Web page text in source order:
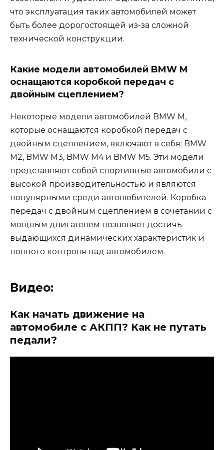
что эксплуатация таких автомобилей может
быть более дорогостоящей из-за сложной
технической конструкции.
Какие модели автомобилей BMW M
оснащаются коробкой передач с
двойным сцеплением?
Некоторые модели автомобилей BMW M,
которые оснащаются коробкой передач с
двойным сцеплением, включают в себя: BMW
M2, BMW M3, BMW M4 и BMW M5. Эти модели
представляют собой спортивные автомобили с
высокой производительностью и являются
популярными среди автолюбителей. Коробка
передач с двойным сцеплением в сочетании с
мощным двигателем позволяет достичь
выдающихся динамических характеристик и
полного контроля над автомобилем.
Видео:
Как начать движение на
автомобиле с АКПП? Как не путать
педали?